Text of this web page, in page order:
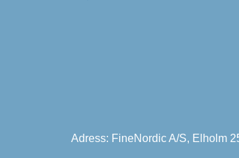
Adress: FineNordic A/S, Elholm